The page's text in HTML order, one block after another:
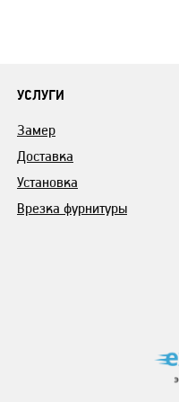
УСЛУГИ
Замер
Доставка
Установка
Врезка фурнитуры